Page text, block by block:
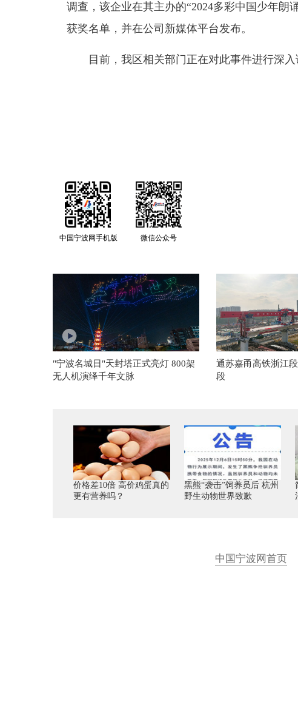
调查，该企业在其主办的“2024多彩中国少年朗
获奖名单，并在公司新媒体平台发布。
目前，我区相关部门正在对此事件进行深
中国宁波网手机版 微信公众号
"宁波名城日"天封塔正式亮灯 800架
无人机演绎千年文脉
通苏嘉甬高铁浙江
段
价格差10倍 高价鸡蛋真的
更有营养吗？
黑熊“袭击”饲养员后 杭州
野生动物世界致歉
中国宁波网首页